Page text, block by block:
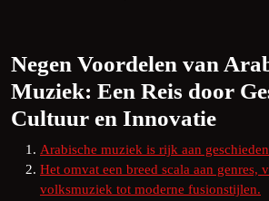
Negen Voordelen van
Muziek: Een Reis door
Cultuur en Innovatie
Arabische muziek is rijk aan
Het omvat een breed scala aan genres,
volksmuziek tot moderne fusionstijlen.